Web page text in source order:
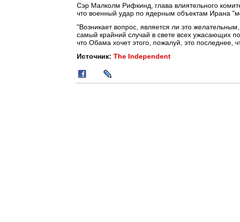
Сэр Малколм Рифкинд, глава влиятельного
что военный удар по ядерным объектам Ирана
"Возникает вопрос, является ли это
самый крайний случай в свете всех ужасающих
что Обама хочет этого, пожалуй, это последнее,
Источник: The Independent